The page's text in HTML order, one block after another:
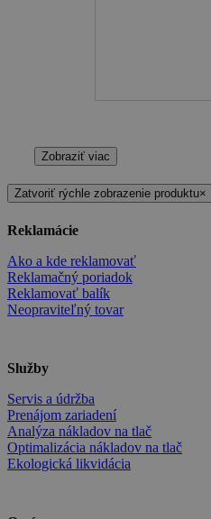
Zobraziť viac
Zatvoriť rýchle zobrazenie produktu×
Reklamácie
Ako a kde reklamovať
Reklamačný poriadok
Reklamovať balík
Neopraviteľný tovar
Služby
Servis a údržba
Prenájom zariadení
Analýza nákladov na tlač
Optimalizácia nákladov na tlač
Ekologická likvidácia